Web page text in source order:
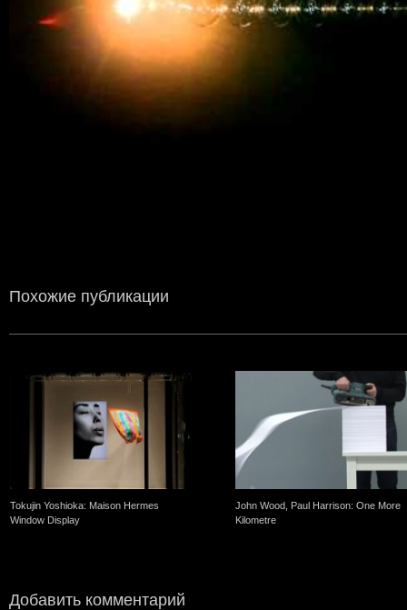
Похожие публикации
Tokujin Yoshioka: Maison Hermes
Window Display
John Wood, Paul Harrison: One More
Kilometre
Добавить комментарий